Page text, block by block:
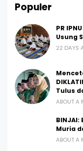
Populer
PR
Usung
22 DAYS
Tulus
ABOUT A
Muria
ABOUT A